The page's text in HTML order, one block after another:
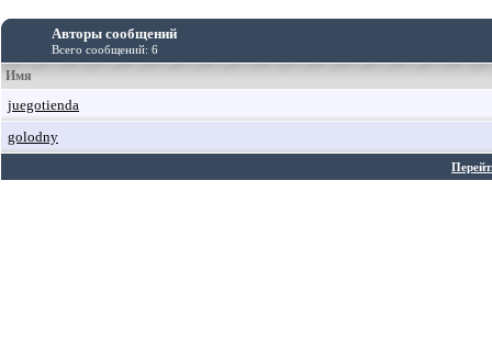
Авторы сообщений
Всего сообщений: 6
Имя
juegotienda
golodny